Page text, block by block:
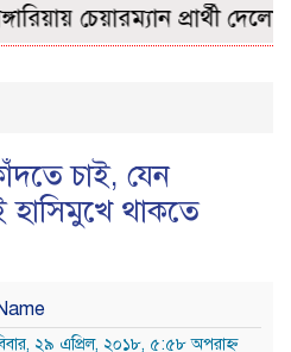
চেয়ারম্যান প্রার্থী
চাই, যেন
হাসিমুখে থাকতে
২৯ এপ্রিল, ২০১৮, ৫:৫৮ অপরাহ্ণ